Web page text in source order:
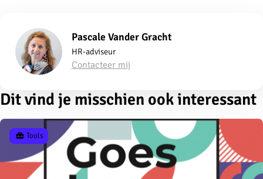
Pascale Vander Gracht
HR-adviseur
Contacteer mij
Dit vind je misschien ook interessant
Tools